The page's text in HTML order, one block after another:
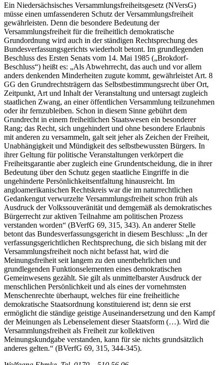
Ein Niedersächsisches Versammlungsfreiheitsgesetz (NVersG)
müsse einen umfassenderen Schutz der Versammlungsfreiheit
gewährleisten. Denn die besondere Bedeutung der
Versammlungsfreiheit für die freiheitlich demokratische
Grundordnung wird auch in der ständigen Rechtsprechung des
Bundesverfassungsgerichts wiederholt betont. Im grundlegenden
Beschluss des Ersten Senats vom 14. Mai 1985 („Brokdorf-
Beschluss“) heißt es: „Als Abwehrrecht, das auch und vor allem
anders denkenden Minderheiten zugute kommt, gewährleistet Art. 8
GG den Grundrechtsträgern das Selbstbestimmungsrecht über Ort,
Zeitpunkt, Art und Inhalt der Veranstaltung und untersagt zugleich
staatlichen Zwang, an einer öffentlichen Versammlung teilzunehmen
oder ihr fernzubleiben. Schon in diesem Sinne gebührt dem
Grundrecht in einem freiheitlichen Staatswesen ein besonderer
Rang; das Recht, sich ungehindert und ohne besondere Erlaubnis
mit anderen zu versammeln, galt seit jeher als Zeichen der Freiheit,
Unabhängigkeit und Mündigkeit des selbstbewussten Bürgers. In
ihrer Geltung für politische Veranstaltungen verkörpert die
Freiheitsgarantie aber zugleich eine Grundentscheidung, die in ihrer
Bedeutung über den Schutz gegen staatliche Eingriffe in die
ungehinderte Persönlichkeitsentfaltung hinausreicht. Im
angloamerikanischen Rechtskreis war die im naturrechtlichen
Gedankengut verwurzelte Versammlungsfreiheit schon früh als
Ausdruck der Volkssouveränität und demgemäß als demokratisches
Bürgerrecht zur aktiven Teilnahme am politischen Prozess
verstanden worden“ (BVerfG 69, 315, 343). An anderer Stelle
betont das Bundesverfassungsgericht in diesem Beschluss: „In der
verfassungsgerichtlichen Rechtsprechung, die sich bislang mit der
Versammlungsfreiheit noch nicht befasst hat, wird die
Meinungsfreiheit seit langem zu den unentbehrlichen und
grundlegenden Funktionselementen eines demokratischen
Gemeinwesens gezählt. Sie gilt als unmittelbarster Ausdruck der
menschlichen Persönlichkeit und als eines der vornehmsten
Menschenrechte überhaupt, welches für eine freiheitliche
demokratische Staatsordnung konstituierend ist; denn sie erst
ermöglicht die ständige geistige Auseinandersetzung und den Kampf
der Meinungen als Lebenselement dieser Staatsform (…). Wird die
Versammlungsfreiheit als Freiheit zur kollektiven
Meinungskundgabe verstanden, kann für sie nichts grundsätzlich
anderes gelten.“ (BVerfG 69, 315, 344-345).